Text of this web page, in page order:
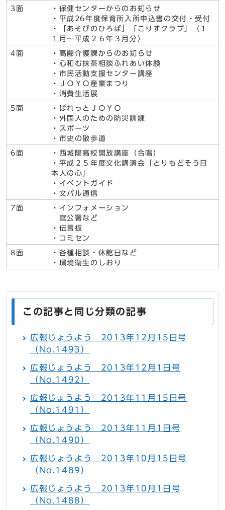
3面
・保健センターからのお知らせ
・平成26年度保育所入所申込書の交付・受付
・「あそびのひろば」「こりすクラブ」（１
１月～平成２６年３月分）
4面
・高齢介護課からのお知らせ
・心和む抹茶相談ふれあい体験
・市民活動支援センター講座
・ＪＯＹＯ産業まつり
・消費生活展
5面
・ぱれっとＪＯＹＯ
・外国人のための防災訓練
・スポーツ
・市史の散歩道
6面
・西城陽高校開放講座（合唱）
・平成２５年度文化講演会「とりもどそう日
本人の心」
・イベントガイド
・文パル通信
7面
・インフォメーション
官公署など
・伝言板
・コミセン
8面
・各種相談・休館日など
・環境衛生のしおり
この記事と同じ分類の記事
広報じょうよう 2013年12月15日号
（No.1493）
広報じょうよう 2013年12月1日号
（No.1492）
広報じょうよう 2013年11月15日号
（No.1491）
広報じょうよう 2013年11月1日号
（No.1490）
広報じょうよう 2013年10月15日号
（No.1489）
広報じょうよう 2013年10月1日号
（No.1488）